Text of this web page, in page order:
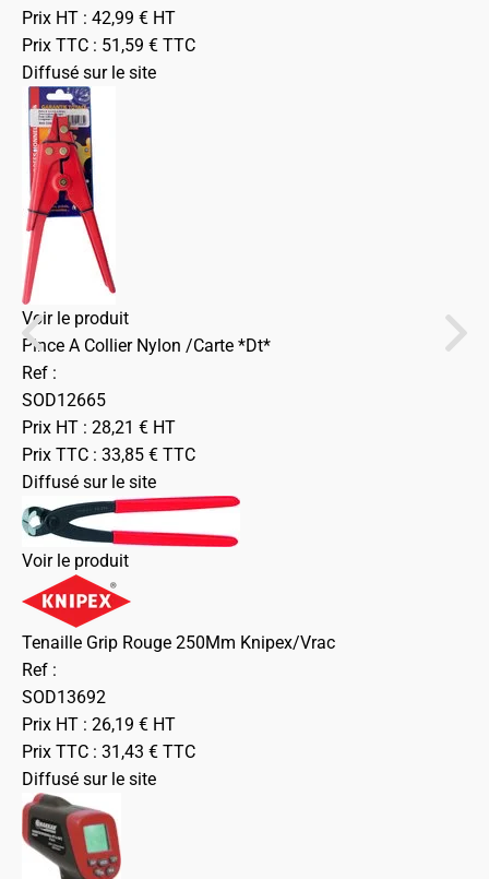
Prix HT : 42,99 € HT
Prix TTC : 51,59 € TTC
Diffusé sur le site
Voir le produit
Pince A Collier Nylon /Carte *Dt*
Ref :
SOD12665
Prix HT : 28,21 € HT
Prix TTC : 33,85 € TTC
Diffusé sur le site
Voir le produit
Tenaille Grip Rouge 250Mm Knipex/Vrac
Ref :
SOD13692
Prix HT : 26,19 € HT
Prix TTC : 31,43 € TTC
Diffusé sur le site